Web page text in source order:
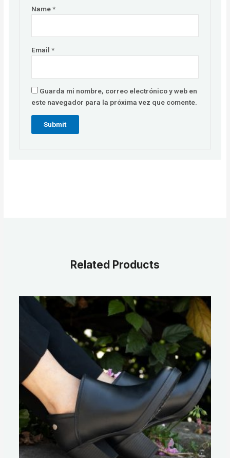
Name*
Email*
Guarda mi nombre, correo electrónico y web en
este navegador para la próxima vez que comente.
Related Products